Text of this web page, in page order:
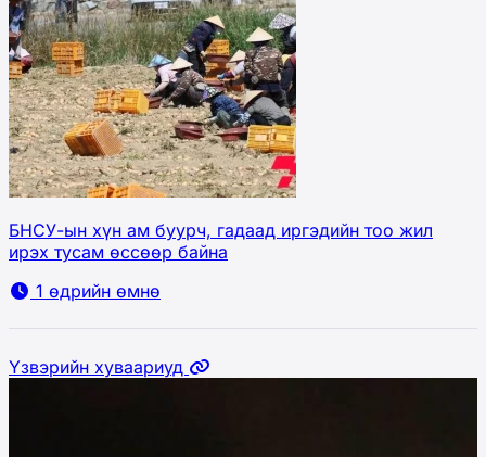
БНСУ-ын хүн ам буурч, гадаад иргэдийн тоо жил
ирэх тусам өссөөр байна
1 өдрийн өмнө
Үзвэрийн хуваариуд